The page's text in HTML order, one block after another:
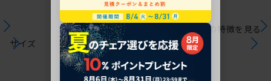
サイズ
シリーズの特徴を見る